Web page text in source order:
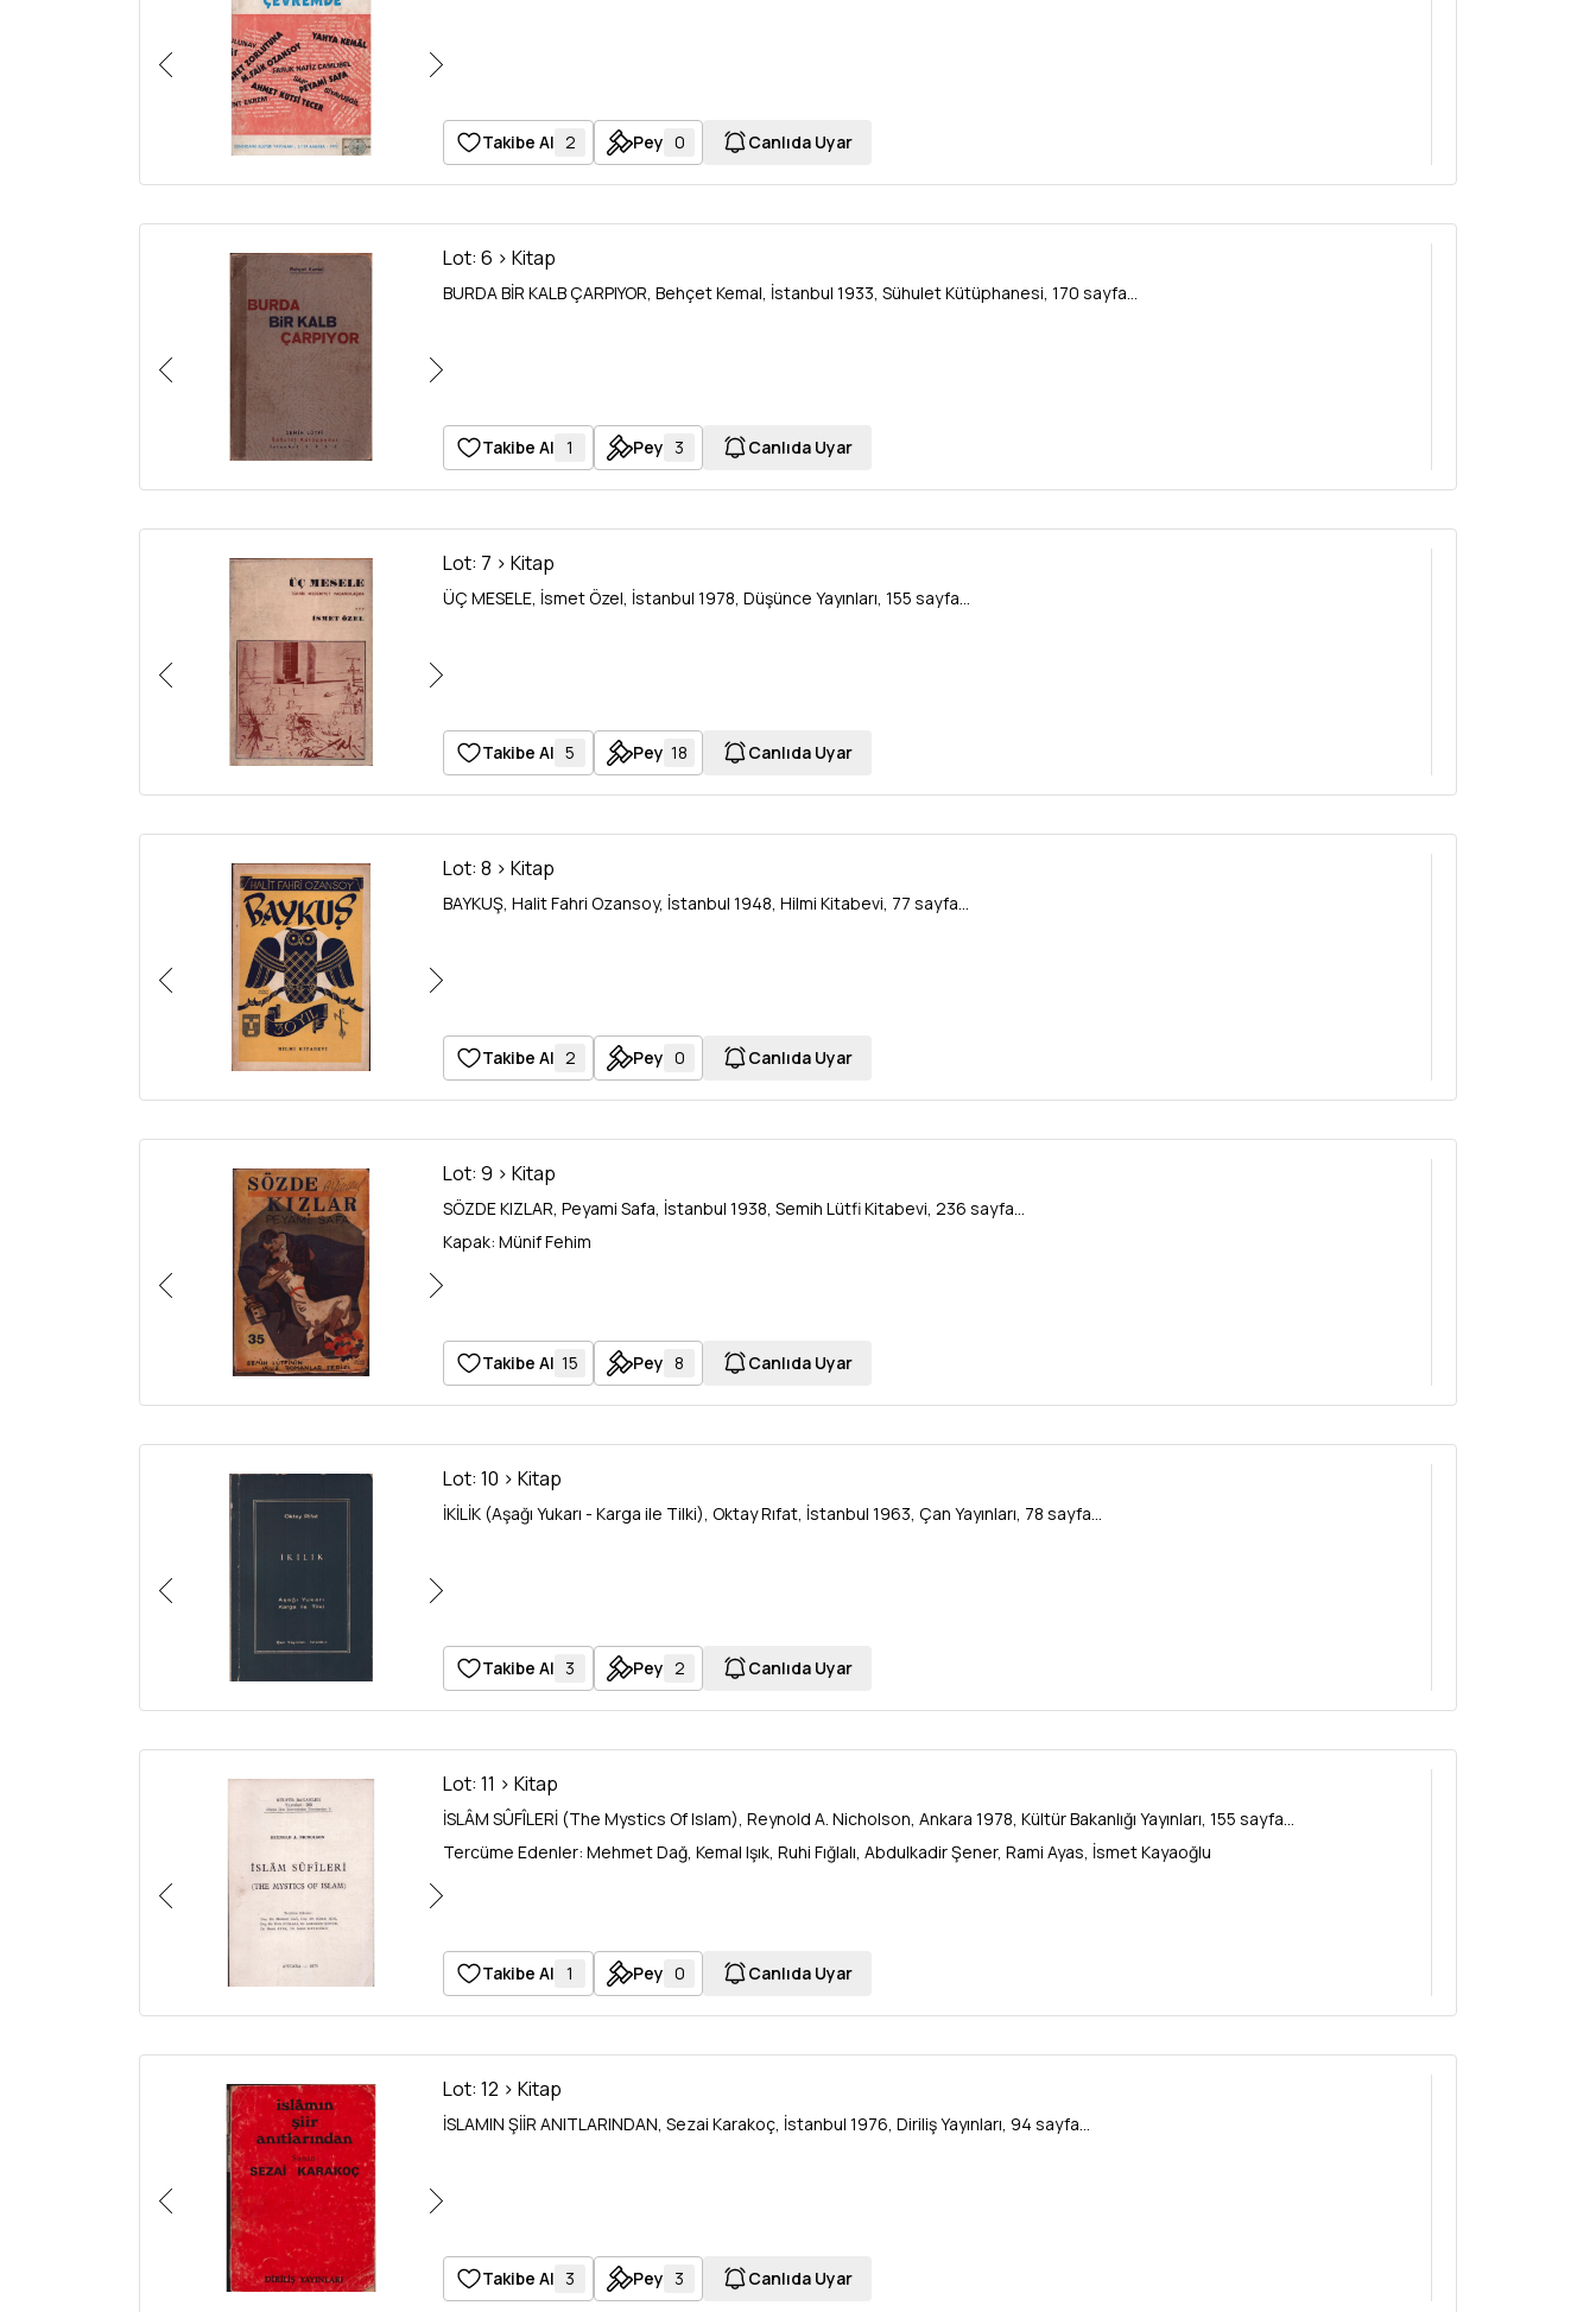
Takibe Al 2 Pey 0 Canlıda Uyar
Lot: 6 > Kitap
BURDA BİR KALB ÇARPIYOR, Behçet Kemal, İstanbul 1933, Sühulet Kütüphanesi, 170 sayfa...
Takibe Al 1 Pey 3 Canlıda Uyar
Lot: 7 > Kitap
ÜÇ MESELE, İsmet Özel, İstanbul 1978, Düşünce Yayınları, 155 sayfa...
Takibe Al 5 Pey 18 Canlıda Uyar
Lot: 8 > Kitap
BAYKUŞ, Halit Fahri Ozansoy, İstanbul 1948, Hilmi Kitabevi, 77 sayfa...
Takibe Al 2 Pey 0 Canlıda Uyar
Lot: 9 > Kitap
SÖZDE KIZLAR, Peyami Safa, İstanbul 1938, Semih Lütfi Kitabevi, 236 sayfa...
Kapak: Münif Fehim
Takibe Al 15 Pey 8 Canlıda Uyar
Lot: 10 > Kitap
İKİLİK (Aşağı Yukarı - Karga ile Tilki), Oktay Rıfat, İstanbul 1963, Çan Yayınları, 78 sayfa...
Takibe Al 3 Pey 2 Canlıda Uyar
Lot: 11 > Kitap
İSLÂM SÛFÎLERİ (The Mystics Of Islam), Reynold A. Nicholson, Ankara 1978, Kültür Bakanlığı Yayınları, 155 sayfa...
Tercüme Edenler: Mehmet Dağ, Kemal Işık, Ruhi Fığlalı, Abdulkadir Şener, Rami Ayas, İsmet Kayaoğlu
Takibe Al 1 Pey 0 Canlıda Uyar
Lot: 12 > Kitap
İSLAMIN ŞİİR ANITLARINDAN, Sezai Karakoç, İstanbul 1976, Diriliş Yayınları, 94 sayfa...
Takibe Al 3 Pey 3 Canlıda Uyar